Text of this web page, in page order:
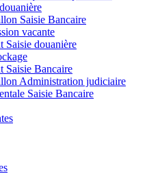
Saisie Bancaire
vacante
Saisie douanière
Saisie Bancaire
Administration judiciaire
Saisie Bancaire